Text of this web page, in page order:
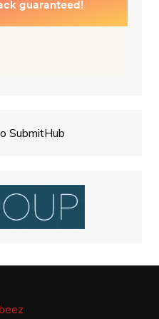
SubmitHub